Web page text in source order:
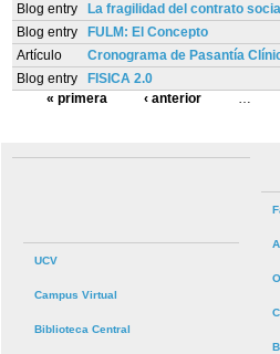
Blog entry
La fragilidad del contrato
Blog entry
FULM: El Concepto
Artículo
Cronograma de Pasantía
Blog entry
FISICA 2.0
« primera
‹ anterior …
UCV
Campus Virtual
Biblioteca Central